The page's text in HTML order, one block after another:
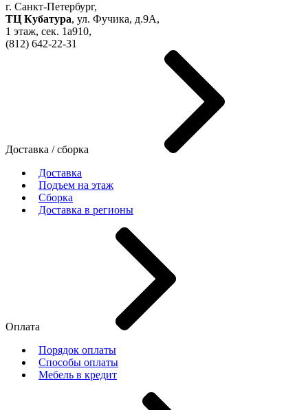
г. Санкт-Петербург,
ТЦ Кубатура, ул. Фучика, д.9А,
1 этаж, сек. 1a910,
(812) 642-22-31
Доставка / сборка
Доставка
Подъем на этаж
Сборка
Доставка в регионы
Оплата
Порядок оплаты
Способы оплаты
Мебель в кредит